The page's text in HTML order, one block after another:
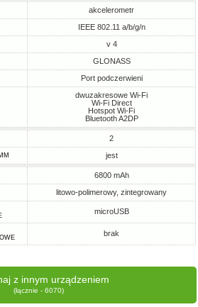
akcelerometr
IEEE 802.11 a/b/g/n
v 4
GLONASS
Port podczerwieni
dwuzakresowe Wi-Fi
Wi-Fi Direct
Hotspot Wi-Fi
Bluetooth A2DP
2
jest
6800 mAh
litowo-polimerowy, zintegrowany
microUSB
brak
z innym urządzeniem
(łącznie - 6070)